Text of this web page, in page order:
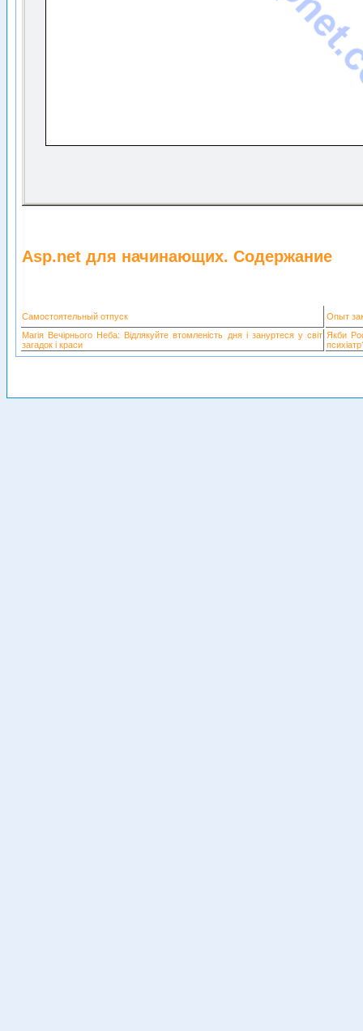
Asp.net для начинающих. Содержание
Самостоятельный отпуск
Опыт
Магія Вечірнього Неба: Відлякуйте втомленість дня і зануртеся у світ
загадок і краси
Якби